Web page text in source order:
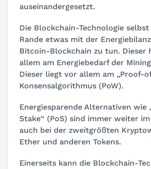
auseinandergesetzt.
Die Blockchain-Technologie
Rande etwas mit der
Bitcoin-Blockchain zu tun. Dieser
allem am Energiebedarf der
Dieser liegt vor allem am „Proof-
Konsensalgorithmus (PoW).
Energiesparende Alternativen wie
Stake“ (PoS) sind immer weiter
auch bei der zweitgrößten
Ether und anderen Tokens.
Einerseits kann die Blockchain-